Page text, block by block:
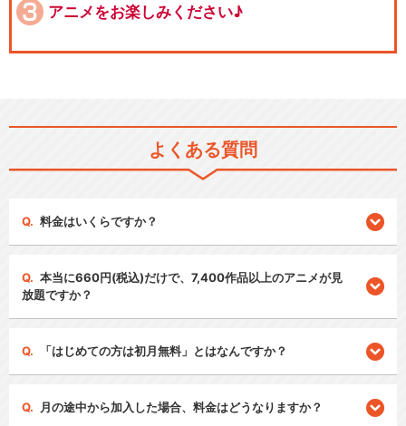
アニメをお楽しみください♪
よくある質問
料金はいくらですか？
本当に660円(税込)だけで、7,400作品以上のアニメが見
放題ですか？
「はじめての方は初月無料」とはなんですか？
月の途中から加入した場合、料金はどうなりますか？